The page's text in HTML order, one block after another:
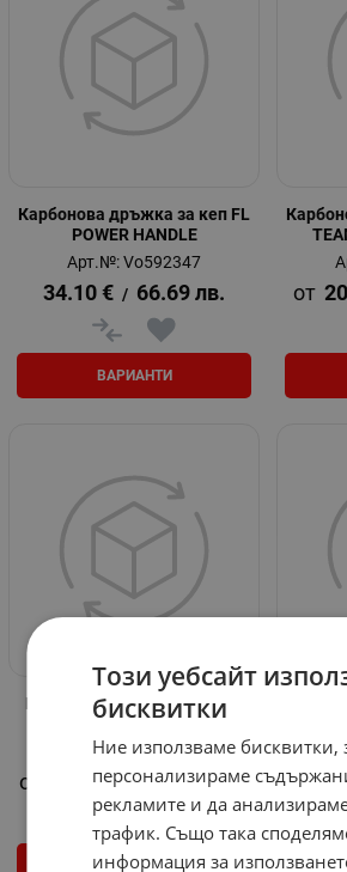
Карбонова дръжка за кеп FL
POWER HANDLE
Арт.№: Vo592347
34.10 € / 66.69 лв.
ВАРИАНТИ
Риболовен прът спининг FL
Strategist
Арт.№: Vo 574439
68.51 € / 133.99 лв.
ВАРИАНТИ
Този уебсайт
бисквитки
Ние използваме бисквитки,
персонализираме
рекламите и да
трафик. Също така
информация за